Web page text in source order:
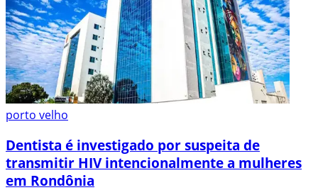
porto velho
Dentista é investigado por suspeita de
transmitir HIV intencionalmente a mulheres
em Rondônia